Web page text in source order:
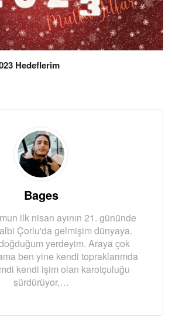
Hedeflerim
Bages
ilk nisan ayının 21. gününde
Çorlu'da gelmişim dünyaya.
yerdeyim. Araya çok
ben yine kendi topraklarımda
kendi işim olan karotçuluğu
sürdürüyor,…